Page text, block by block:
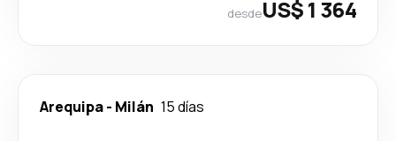
desdeUS$ 1 364
Arequipa- Milán 15 días